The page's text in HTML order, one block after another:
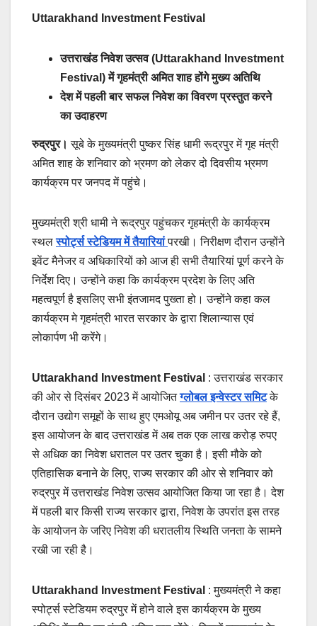
Uttarakhand Investment Festival
उत्तराखंड निवेश उत्सव (Uttarakhand Investment
Festival) में गृहमंत्री अमित शाह होंगे मुख्य अतिथि
देश में पहली बार सफल निवेश का विवरण प्रस्तुत करने
का उदाहरण
रुद्रपुर। सूबे के मुख्यमंत्री पुष्कर सिंह धामी रूद्रपुर में गृह मंत्री
अमित शाह के शनिवार को भ्रमण को लेकर दो दिवसीय भ्रमण
कार्यक्रम पर जनपद में पहुंचे।
मुख्यमंत्री श्री धामी ने रूद्रपुर पहुंचकर गृहमंत्री के कार्यक्रम
स्थलस्पोर्ट्स स्टेडियम में तैयारियांपरखी। निरीक्षण दौरान उन्होंने
इवेंट मैनेजर व अधिकारियों को आज ही सभी तैयारियां पूर्ण करने के
निर्देश दिए। उन्होंने कहा कि कार्यक्रम प्रदेश के लिए अति
महत्वपूर्ण है इसलिए सभी इंतजामद पुख्ता हो। उन्होंने कहा कल
कार्यक्रम मे गृहमंत्री भारत सरकार के द्वारा शिलान्यास एवं
लोकार्पण भी करेंगे।
Uttarakhand Investment Festival : उत्तराखंड सरकार
की ओर से दिसंबर 2023 में आयोजितग्लोबल इन्वेस्टर समिटके
दौरान उद्योग समूहों के साथ हुए एमओयू अब जमीन पर उतर रहे हैं,
इस आयोजन के बाद उत्तराखंड में अब तक एक लाख करोड़ रुपए
से अधिक का निवेश धरातल पर उतर चुका है। इसी मौके को
एतिहासिक बनाने के लिए, राज्य सरकार की ओर से शनिवार को
रुद्रपुर में उत्तराखंड निवेश उत्सव आयोजित किया जा रहा है। देश
में पहली बार किसी राज्य सरकार द्वारा, निवेश के उपरांत इस तरह
के आयोजन के जरिए निवेश की धरातलीय स्थिति जनता के सामने
रखी जा रही है।
Uttarakhand Investment Festival : मुख्यमंत्री ने कहा
स्पोर्ट्स स्टेडियम रुद्रपुर में होने वाले इस कार्यक्रम के मुख्य